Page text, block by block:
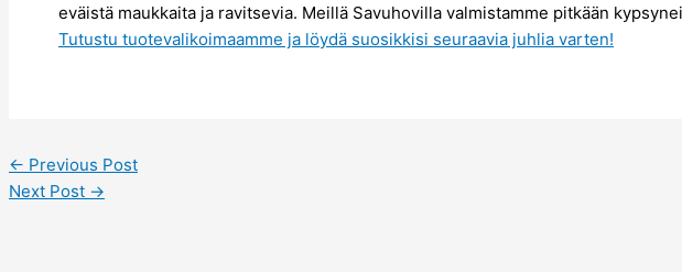
eväistä maukkaita ja ravitsevia. Meillä Savuhovilla valmistamme pitkään
Tutustu tuotevalikoimaamme ja löydä suosikkisi seuraavia juhlia varten!
← Previous Post
Next Post →